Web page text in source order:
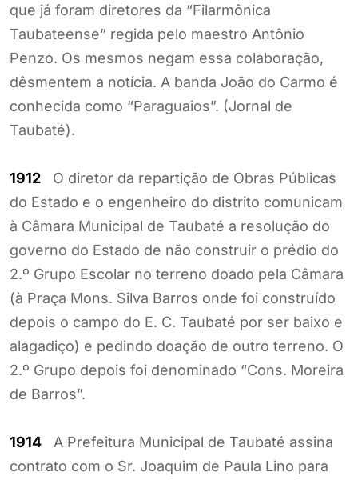
que já foram diretores da “Filarmônica
Taubateense” regida pelo maestro Antônio
Penzo. Os mesmos negam essa colaboração,
dêsmentem a notícia. A banda João do Carmo é
conhecida como “Paraguaios”. (Jornal de
Taubaté).
1912 O diretor da repartição de Obras Públicas
do Estado e o engenheiro do distrito comunicam
à Câmara Municipal de Taubaté a resolução do
governo do Estado de não construir o prédio do
2.º Grupo Escolar no terreno doado pela Câmara
(à Praça Mons. Silva Barros onde foi construído
depois o campo do E. C. Taubaté por ser baixo e
alagadiço) e pedindo doação de outro terreno. O
2.º Grupo depois foi denominado “Cons. Moreira
de Barros”.
1914 A Prefeitura Municipal de Taubaté assina
contrato com o Sr. Joaquim de Paula Lino para